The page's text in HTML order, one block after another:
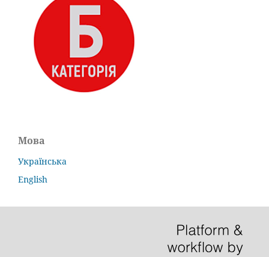
Мова
Українська
English